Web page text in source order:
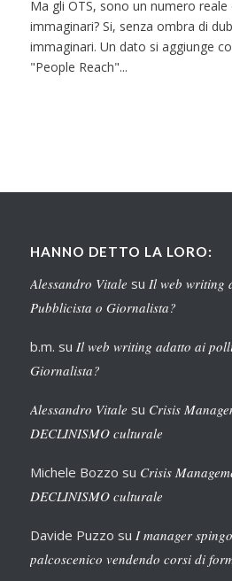
Ma gli OTS, sono un numero
immaginari? Si, senza ombra di
immaginari. Un dato si aggiunge
"People Reach"...
HANNO DETTO LA LORO:
Alessandro Vitale su Il web writing
Pubblicista o Giornalista?
b.m. su Il web writing adatto ai
Giornalista?
Alessandro Vitale su Crisis
DECLINISMO culturale
Michele Bozzo su Crisis
DECLINISMO culturale
Davide Puzzo su I manager
palcoscenico vendendo corsi di